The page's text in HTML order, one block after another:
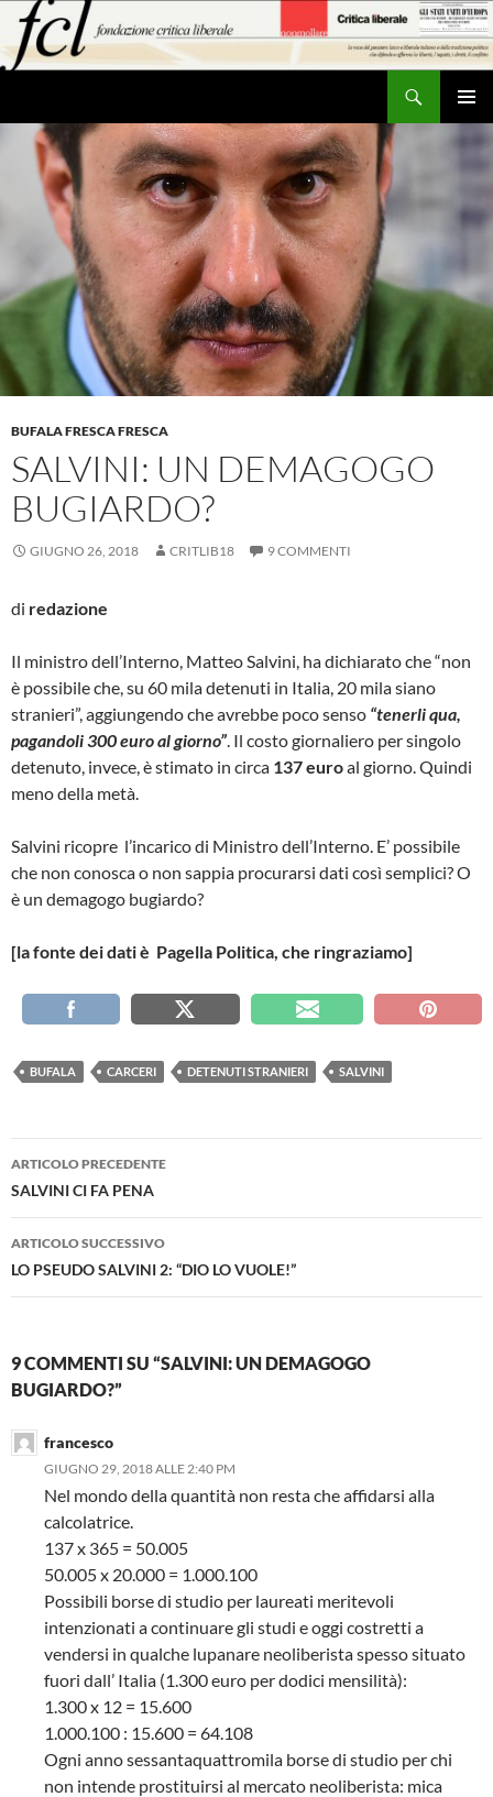
contenuto
BUFALA FRESCA FRESCA
SALVINI: UN DEMAGOGO
BUGIARDO?
GIUGNO 26, 2018 CRITLIB18 9 COMMENTI
di redazione
Il ministro dell’Interno, Matteo Salvini, ha dichiarato che “non
è possibile che, su 60 mila detenuti in Italia, 20 mila siano
stranieri”, aggiungendo che avrebbe poco senso “tenerli qua,
pagandoli 300 euro al giorno” . Il costo giornaliero per singolo
detenuto, invece, è stimato in circa 137 euroal giorno. Quindi
meno della metà.
Salvini ricopre l’incarico di Ministro dell’Interno. E’ possibile
che non conosca o non sappia procurarsi dati così semplici? O
è un demagogo bugiardo?
[la fonte dei dati è Pagella Politica, che ringraziamo]
BUFALA CARCERI DETENUTI STRANIERI SALVINI
Navigazione
articolo
ARTICOLO PRECEDENTE
SALVINI CI FA PENA
ARTICOLO SUCCESSIVO
LO PSEUDO SALVINI 2: “DIO LO VUOLE!”
9 COMMENTI SU “SALVINI: UN DEMAGOGO
BUGIARDO?”
francesco
GIUGNO 29, 2018 ALLE 2:40 PM
Nel mondo della quantità non resta che affidarsi alla
calcolatrice.
137 x 365 = 50.005
50.005 x 20.000 = 1.000.100
Possibili borse di studio per laureati meritevoli
intenzionati a continuare gli studi e oggi costretti a
vendersi in qualche lupanare neoliberista spesso situato
fuori dall’ Italia (1.300 euro per dodici mensilità):
1.300 x 12 = 15.600
1.000.100 : 15.600 = 64.108
Ogni anno sessantaquattromila borse di studio per chi
non intende prostituirsi al mercato neoliberista: mica